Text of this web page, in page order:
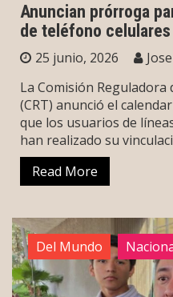
Anuncian prórroga
de teléfono celulares
25 junio, 2026
La Comisión Reguladora
(CRT) anunció el
que los usuarios de
han realizado su
Read More
Del Mundo